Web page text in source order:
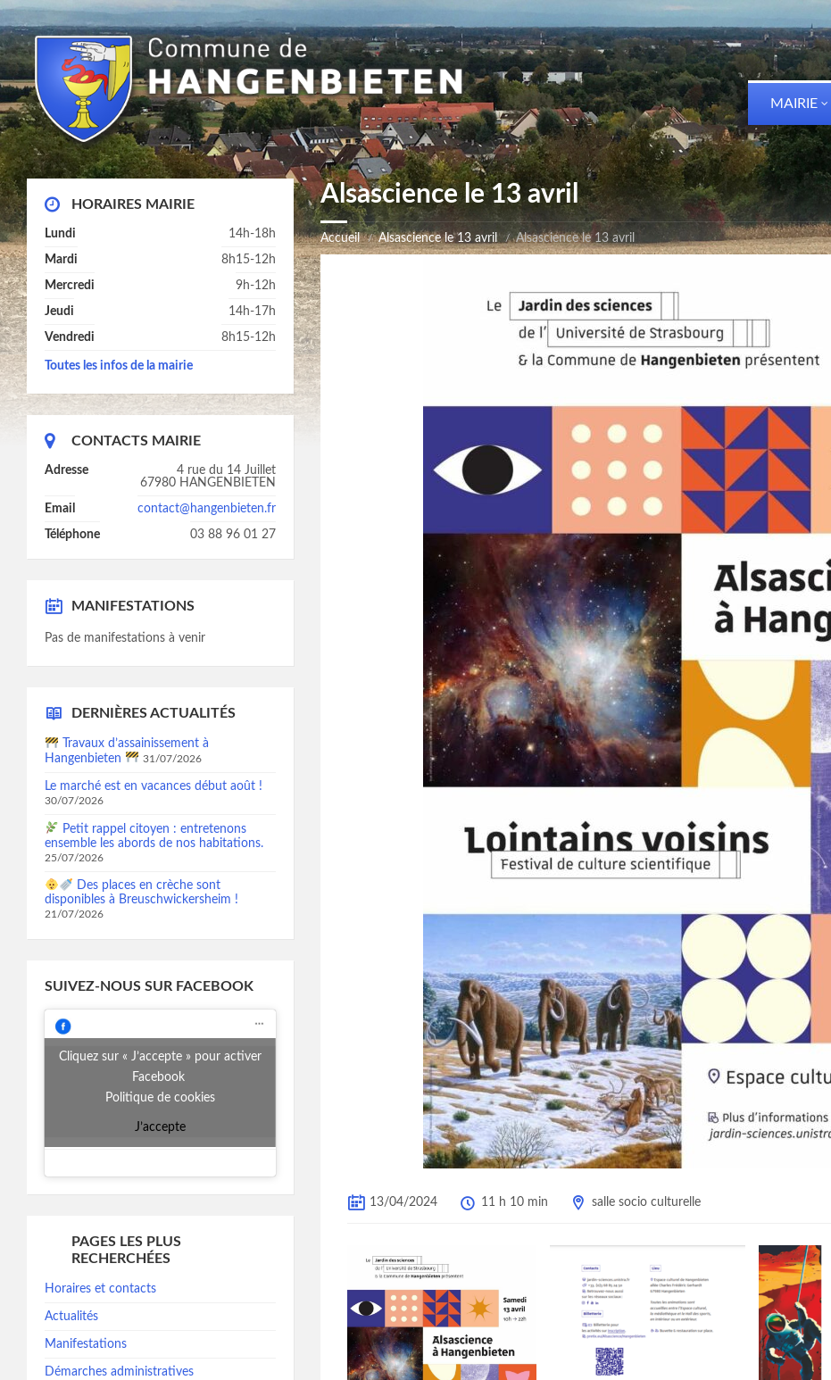
MAIRIE
Alsascience le 13 avril
Accueil Alsascience le 13 avril Alsascience le 13 avril
13/04/2024 11 h 10 min salle socio culturelle
HORAIRES MAIRIE
Lundi 14h-18h
Mardi 8h15-12h
Mercredi 9h-12h
Jeudi 14h-17h
Vendredi 8h15-12h
Toutes les infos de la mairie
CONTACTS MAIRIE
Adresse
4 rue du 14 Juillet
67980 HANGENBIETEN
Email contact@hangenbieten.fr
Téléphone 03 88 96 01 27
MANIFESTATIONS
Pas de manifestations à venir
DERNIÈRES ACTUALITÉS
Travaux d’assainissement à
Hangenbieten
31/07/2026
Le marché est en vacances début août !
30/07/2026
Petit rappel citoyen : entretenons
ensemble les abords de nos habitations.
25/07/2026
Des places en crèche sont
disponibles à Breuschwickersheim !
21/07/2026
SUIVEZ-NOUS SUR FACEBOOK
Cliquez sur « J’accepte » pour activer
Facebook
Politique de cookies
J’accepte
PAGES LES PLUS
RECHERCHÉES
Horaires et contacts
Actualités
Manifestations
Démarches administratives